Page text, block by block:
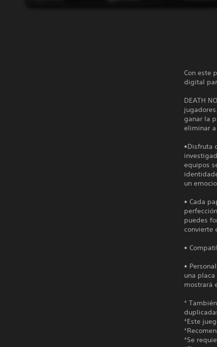
Con este
digital
DEATH
ganar la
eliminar a
•Disfruta
equipos
un
• Cada
puedes
convierte
•
•
una
mostrará
*
*Este
*Se